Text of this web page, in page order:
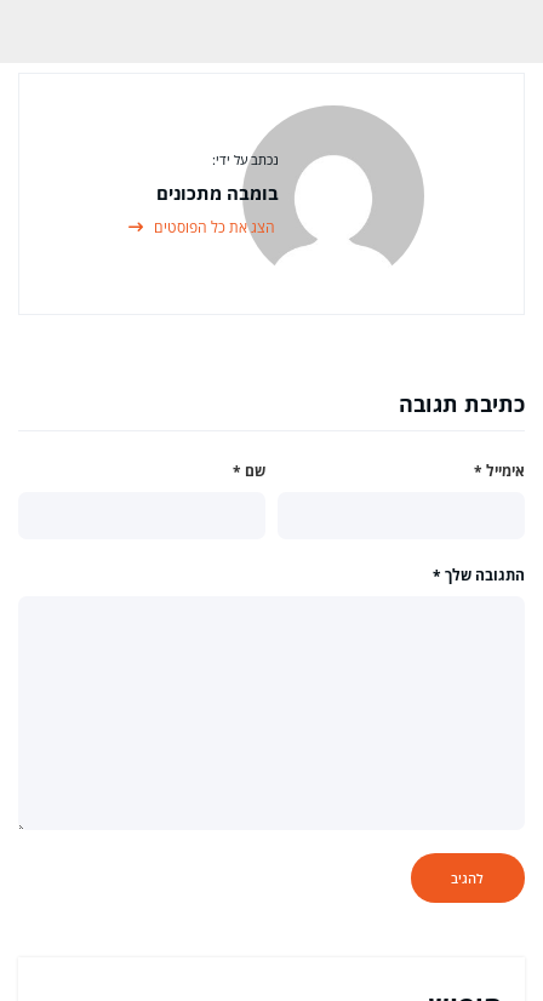
נכתב על ידי:
בומבה מתכונים
הצג את כל הפוסטים
כתיבת תגובה
שם * אימייל *
התגובה שלך *